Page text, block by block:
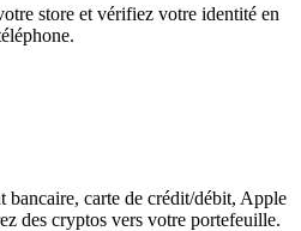
store et vérifiez votre identité en
bancaire, carte de crédit/débit, Apple
des cryptos vers votre portefeuille.